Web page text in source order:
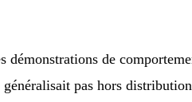
démonstrations de
pas hors